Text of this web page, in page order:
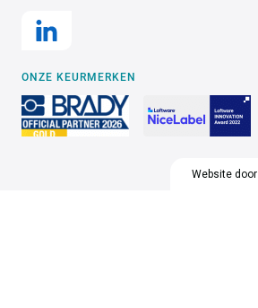
ONZE KEURMERKEN
Website door